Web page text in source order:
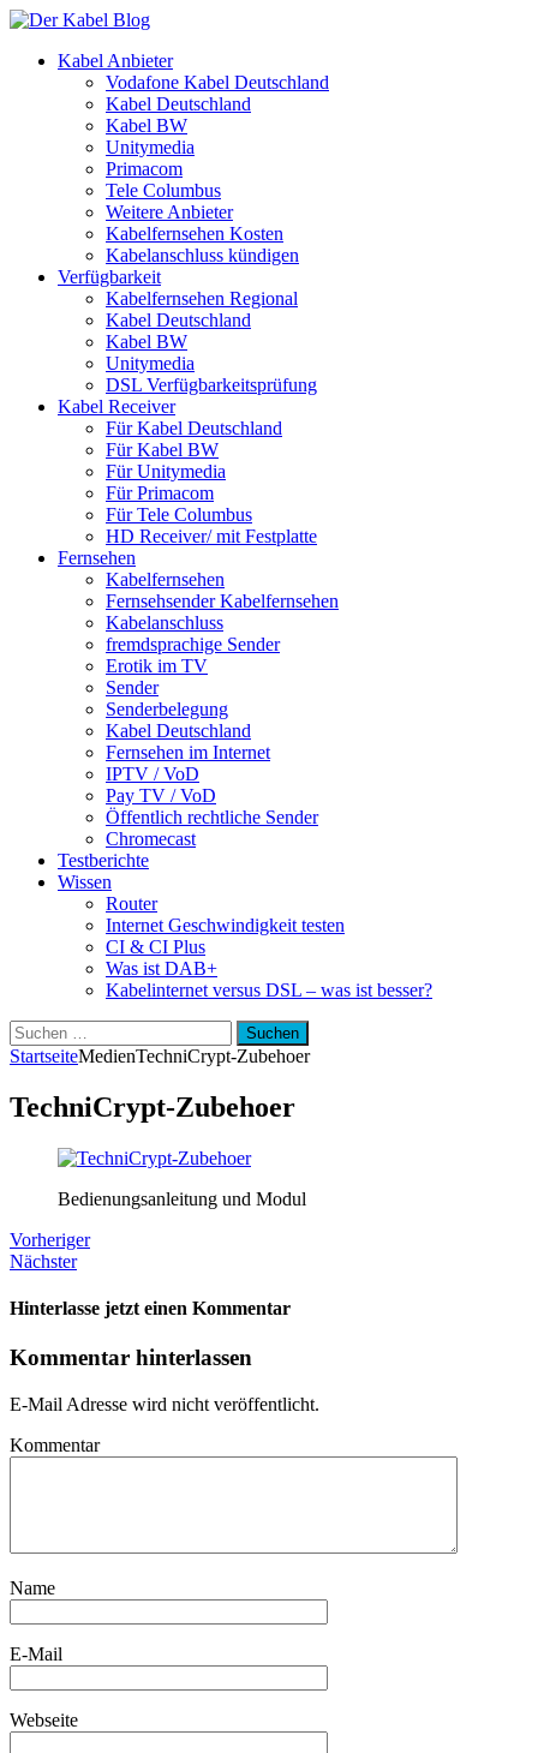
Kabel Anbieter
Vodafone Kabel Deutschland
Kabel Deutschland
Kabel BW
Unitymedia
Primacom
Tele Columbus
Weitere Anbieter
Kabelfernsehen Kosten
Kabelanschluss kündigen
Verfügbarkeit
Kabelfernsehen Regional
Kabel Deutschland
Kabel BW
Unitymedia
DSL Verfügbarkeitsprüfung
Kabel Receiver
Für Kabel Deutschland
Für Kabel BW
Für Unitymedia
Für Primacom
Für Tele Columbus
HD Receiver/ mit Festplatte
Fernsehen
Kabelfernsehen
Fernsehsender Kabelfernsehen
Kabelanschluss
fremdsprachige Sender
Erotik im TV
Sender
Senderbelegung
Kabel Deutschland
Fernsehen im Internet
IPTV / VoD
Pay TV / VoD
Öffentlich rechtliche Sender
Chromecast
Testberichte
Wissen
Router
Internet Geschwindigkeit testen
CI & CI Plus
Was ist DAB+
Kabelinternet versus DSL – was ist besser?
Suchen
nach:
StartseiteMedienTechniCrypt-Zubehoer
TechniCrypt-Zubehoer
Bedienungsanleitung und Modul
Vorheriger
Nächster
Hinterlasse jetzt einen Kommentar
Kommentar hinterlassen
E-Mail Adresse wird nicht veröffentlicht.
Kommentar
Name
E-Mail
Webseite